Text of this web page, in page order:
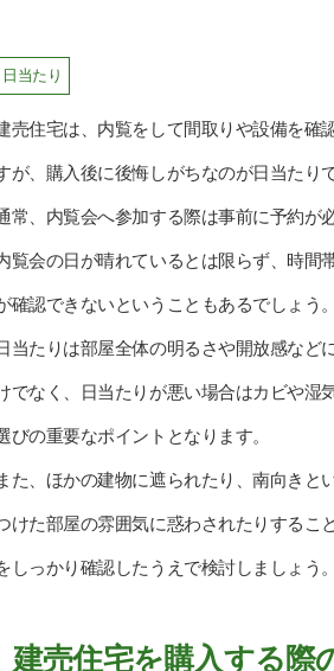
日当たり
売住宅は、内覧をして間取りや設備を確
が、購入後に後悔しがちなのが日当たりで
常、内覧会へ参加する際は事前に予約が
覧会の日が晴れているとは限らず、時間
確認できないということもあるでしょう。
当たりは部屋全体の明るさや開放感など
でなく、日当たりが悪い場合はカビや湿
びの重要なポイントとなります。
た、ほかの建物に遮られたり、南向きと
けた部屋の雰囲気に惑わされたりするこ
しっかり確認したうえで検討しましょう。
建売住宅を購入する際